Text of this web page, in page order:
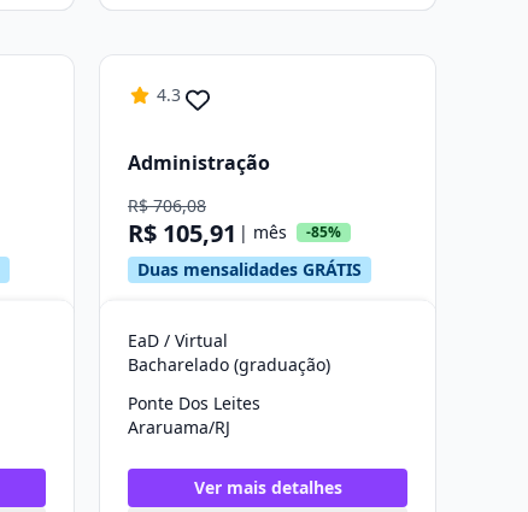
4.3
Administração
R$ 706,08
R$ 105,91 | mês -85%
Duas mensalidades GRÁTIS
EaD / Virtual
Bacharelado (graduação)
Ponte Dos Leites
Araruama/RJ
Ver mais detalhes